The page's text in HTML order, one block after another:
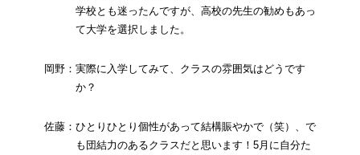
学校とも迷ったんですが、高校の先生の勧めもあっ
て大学を選択しました。
岡野：実際に入学してみて、クラスの雰囲気はどうです
か？
佐藤：ひとりひとり個性があって結構賑やかで（笑）、で
も団結力のあるクラスだと思います！5月に自分た